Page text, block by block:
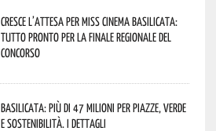
Cresce l’attesa per Miss Cinema Basilicata:
tutto pronto per la finale regionale del
concorso
Basilicata: più di 47 milioni per piazze, verde
e sostenibilità. I dettagli